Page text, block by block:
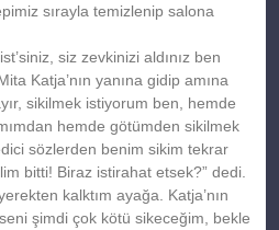
sırayla temizlenip salona
siz zevkinizi aldınız ben
Katja’nın yanına gidip amına
sikilmek istiyorum ben, hemde
hemde götümden sikilmek
sözlerden benim sikim tekrar
bitti! Biraz istirahat etsek?” dedi.
kalktım ayağa. Katja’nın
şimdi çok kötü sikeceğim, bekle